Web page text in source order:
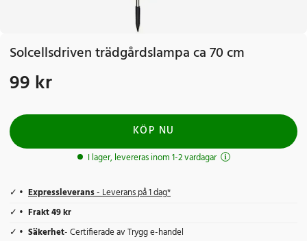
Solcellsdriven trädgårdslampa ca 70 cm
Pris: 99 kr
99 kr
KÖP NU
I lager, levereras inom 1-2 vardagar
Expressleverans- Leverans på 1 dag*
Frakt 49 kr
Säkerhet- Certifierade av Trygg e-handel